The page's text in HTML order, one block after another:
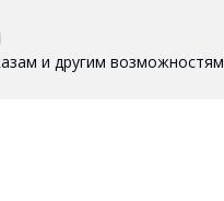
и другим возможностям